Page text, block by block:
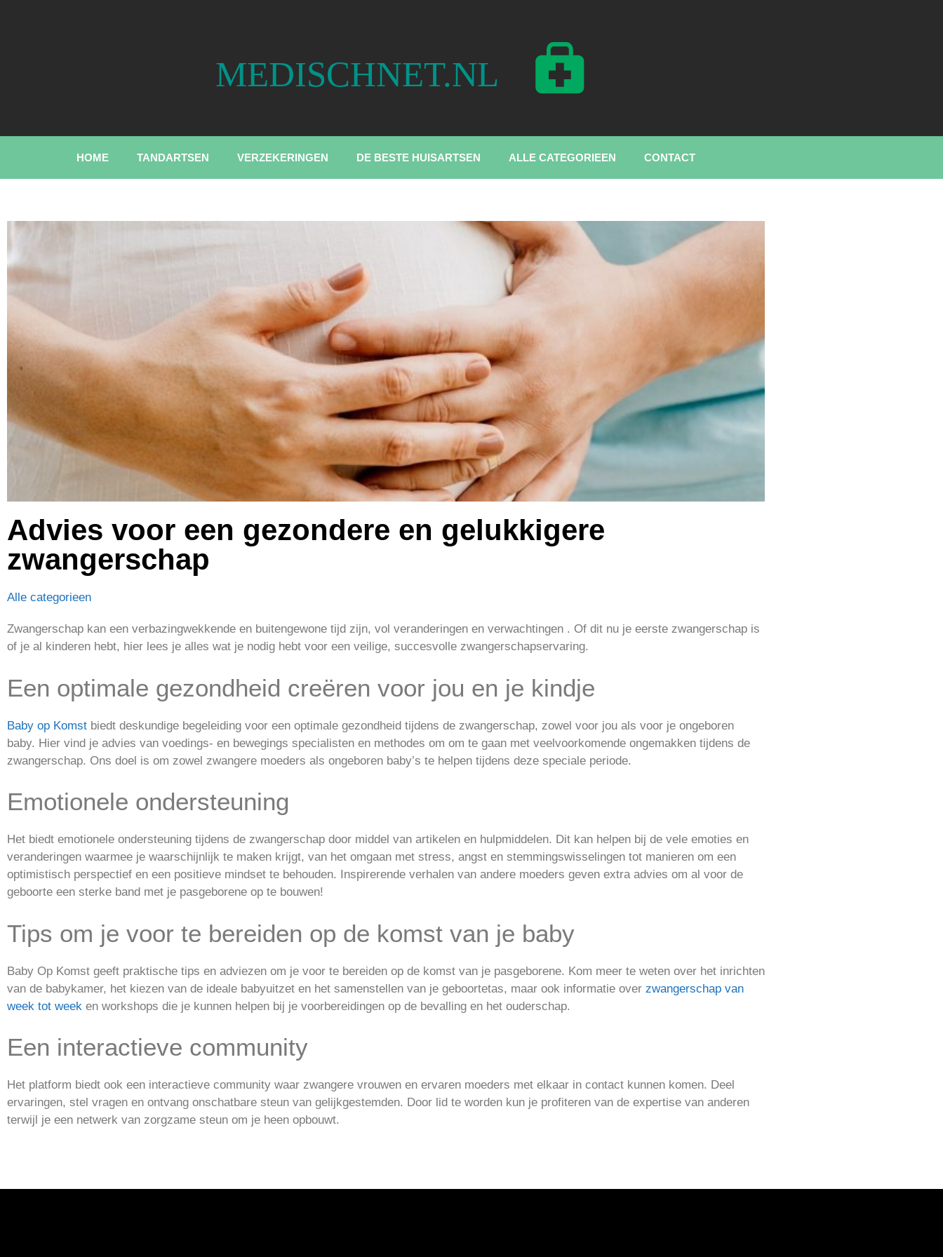
HOME TANDARTSEN VERZEKERINGEN DE BESTE HUISARTSEN ALLE CATEGORIEEN CONTACT
Advies voor een gezondere en gelukkigere
zwangerschap
Alle categorieen
Zwangerschap kan een verbazingwekkende en buitengewone tijd zijn, vol veranderingen en verwachtingen . Of dit nu je eerste zwangerschap is
of je al kinderen hebt, hier lees je alles wat je nodig hebt voor een veilige, succesvolle zwangerschapservaring.
Een optimale gezondheid creëren voor jou en je kindje
Baby op Komst biedt deskundige begeleiding voor een optimale gezondheid tijdens de zwangerschap, zowel voor jou als voor je ongeboren
baby. Hier vind je advies van voedings- en bewegings specialisten en methodes om om te gaan met veelvoorkomende ongemakken tijdens de
zwangerschap. Ons doel is om zowel zwangere moeders als ongeboren baby’s te helpen tijdens deze speciale periode.
Emotionele ondersteuning
Het biedt emotionele ondersteuning tijdens de zwangerschap door middel van artikelen en hulpmiddelen. Dit kan helpen bij de vele emoties en
veranderingen waarmee je waarschijnlijk te maken krijgt, van het omgaan met stress, angst en stemmingswisselingen tot manieren om een
optimistisch perspectief en een positieve mindset te behouden. Inspirerende verhalen van andere moeders geven extra advies om al voor de
geboorte een sterke band met je pasgeborene op te bouwen!
Tips om je voor te bereiden op de komst van je baby
Baby Op Komst geeft praktische tips en adviezen om je voor te bereiden op de komst van je pasgeborene. Kom meer te weten over het inrichten
van de babykamer, het kiezen van de ideale babyuitzet en het samenstellen van je geboortetas, maar ook informatie over zwangerschap van
week tot week en workshops die je kunnen helpen bij je voorbereidingen op de bevalling en het ouderschap.
Een interactieve community
Het platform biedt ook een interactieve community waar zwangere vrouwen en ervaren moeders met elkaar in contact kunnen komen. Deel
ervaringen, stel vragen en ontvang onschatbare steun van gelijkgestemden. Door lid te worden kun je profiteren van de expertise van anderen
terwijl je een netwerk van zorgzame steun om je heen opbouwt.